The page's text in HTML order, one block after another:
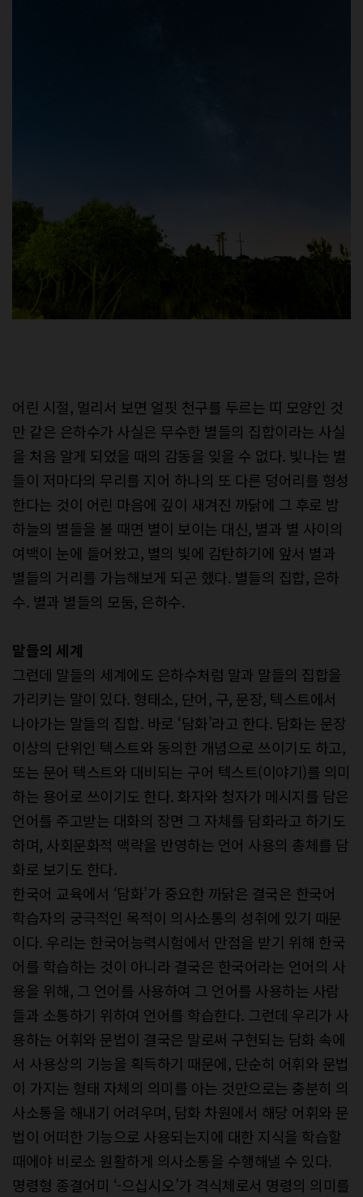
어린 시절, 멀리서 보면 얼핏 천구를 두르는 띠 모양인 것
만 같은 은하수가 사실은 무수한 별들의 집합이라는 사실
을 처음 알게 되었을 때의 감동을 잊을 수 없다. 빛나는 별
들이 저마다의 무리를 지어 하나의 또 다른 덩어리를 형성
한다는 것이 어린 마음에 깊이 새겨진 까닭에 그 후로 밤
하늘의 별들을 볼 때면 별이 보이는 대신, 별과 별 사이의
여백이 눈에 들어왔고, 별의 빛에 감탄하기에 앞서 별과
별들의 거리를 가늠해보게 되곤 했다. 별들의 집합, 은하
수. 별과 별들의 모둠, 은하수.
말들의 세계
그런데 말들의 세계에도 은하수처럼 말과 말들의 집합을
가리키는 말이 있다. 형태소, 단어, 구, 문장, 텍스트에서
나아가는 말들의 집합. 바로 ‘담화’라고 한다. 담화는 문장
이상의 단위인 텍스트와 동의한 개념으로 쓰이기도 하고,
또는 문어 텍스트와 대비되는 구어 텍스트(이야기)를 의미
하는 용어로 쓰이기도 한다. 화자와 청자가 메시지를 담은
언어를 주고받는 대화의 장면 그 자체를 담화라고 하기도
하며, 사회문화적 맥락을 반영하는 언어 사용의 총체를 담
화로 보기도 한다.
한국어 교육에서 ‘담화’가 중요한 까닭은 결국은 한국어
학습자의 궁극적인 목적이 의사소통의 성취에 있기 때문
이다. 우리는 한국어능력시험에서 만점을 받기 위해 한국
어를 학습하는 것이 아니라 결국은 한국어라는 언어의 사
용을 위해, 그 언어를 사용하여 그 언어를 사용하는 사람
들과 소통하기 위하여 언어를 학습한다. 그런데 우리가 사
용하는 어휘와 문법이 결국은 말로써 구현되는 담화 속에
서 사용상의 기능을 획득하기 때문에, 단순히 어휘와 문법
이 가지는 형태 자체의 의미를 아는 것만으로는 충분히 의
사소통을 해내기 어려우며, 담화 차원에서 해당 어휘와 문
법이 어떠한 기능으로 사용되는지에 대한 지식을 학습할
때에야 비로소 원활하게 의사소통을 수행해낼 수 있다.
명령형 종결어미 ‘-으십시오’가 격식체로서 명령의 의미를